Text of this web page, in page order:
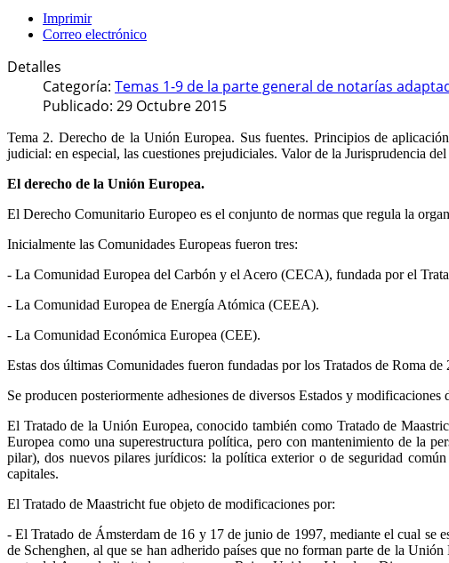
Imprimir
Correo electrónico
Detalles
Categoría: Temas 1-9 de la parte general de notarías
Publicado: 29 Octubre 2015
Tema 2. Derecho de la Unión Europea. Sus fuentes. Principios de
judicial: en especial, las cuestiones prejudiciales. Valor de la Jurisprudencia
El derecho de la Unión Europea.
El Derecho Comunitario Europeo es el conjunto de normas que regula la
Inicialmente las Comunidades Europeas fueron tres:
- La Comunidad Europea del Carbón y el Acero (CECA), fundada por el
- La Comunidad Europea de Energía Atómica (CEEA).
- La Comunidad Económica Europea (CEE).
Estas dos últimas Comunidades fueron fundadas por los Tratados de Roma
Se producen posteriormente adhesiones de diversos Estados y
El Tratado de la Unión Europea, conocido también como Tratado de
Europea como una superestructura política, pero con mantenimiento de la
pilar), dos nuevos pilares jurídicos: la política exterior o de seguridad
capitales.
El Tratado de Maastricht fue objeto de modificaciones por:
- El Tratado de Ámsterdam de 16 y 17 de junio de 1997, mediante el cual se
de Schenghen, al que se han adherido países que no forman parte de la